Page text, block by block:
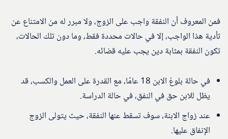
فمن المعروف أن النفقة واجب على الزوج، ولا مبرر له من الامتناع عن
تأدية هذا الواجب، إلا في حالات محددة فقط، وما دون تلك الحالات،
تكون النفقة بمثابة دين يجب عليه قضائه.
في حالة بلوغ الابن 18 عامًا، مع القدرة على العمل والكسب، قد
يظل للابن حق في النفق، في حالة الدراسة.
عند زواج الابنة، سوف تسقط عنها النفقة، حيث يتولى الزوج
الإنفاق عليها.